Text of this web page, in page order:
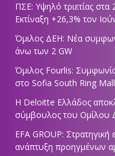
ΠΣΕ: Υψηλό τριετίας στα
Εκτίναξη +26,3% τον
Όμιλος ΔΕΗ: Νέα
άνω των 2 GW
Όμιλος Fourlis:
στο Sofia South Ring Mall
Η Deloitte Ελλάδος
σύμβουλος του Ομίλου
EFA GROUP:
ανάπτυξη προηγμένων